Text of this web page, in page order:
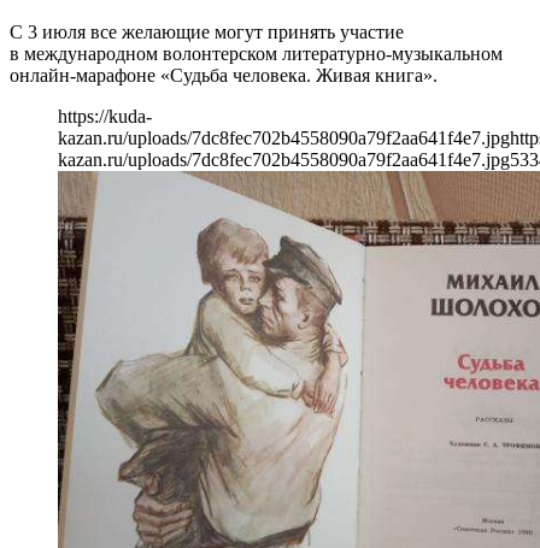
С 3 июля все желающие могут принять участие
в международном волонтерском литературно-музыкальном
онлайн-марафоне «Судьба человека. Живая книга».
https://kuda-
kazan.ru/uploads/7dc8fec702b4558090a79f2aa641f4e7.jpg
kazan.ru/uploads/7dc8fec702b4558090a79f2aa641f4e7.jpg533